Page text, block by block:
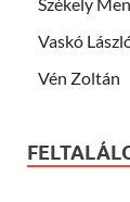
Vaskó
Vén Zoltán